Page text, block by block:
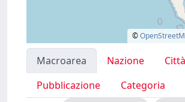
©
Macroarea Nazione
Città
Pubblicazione
Categoria